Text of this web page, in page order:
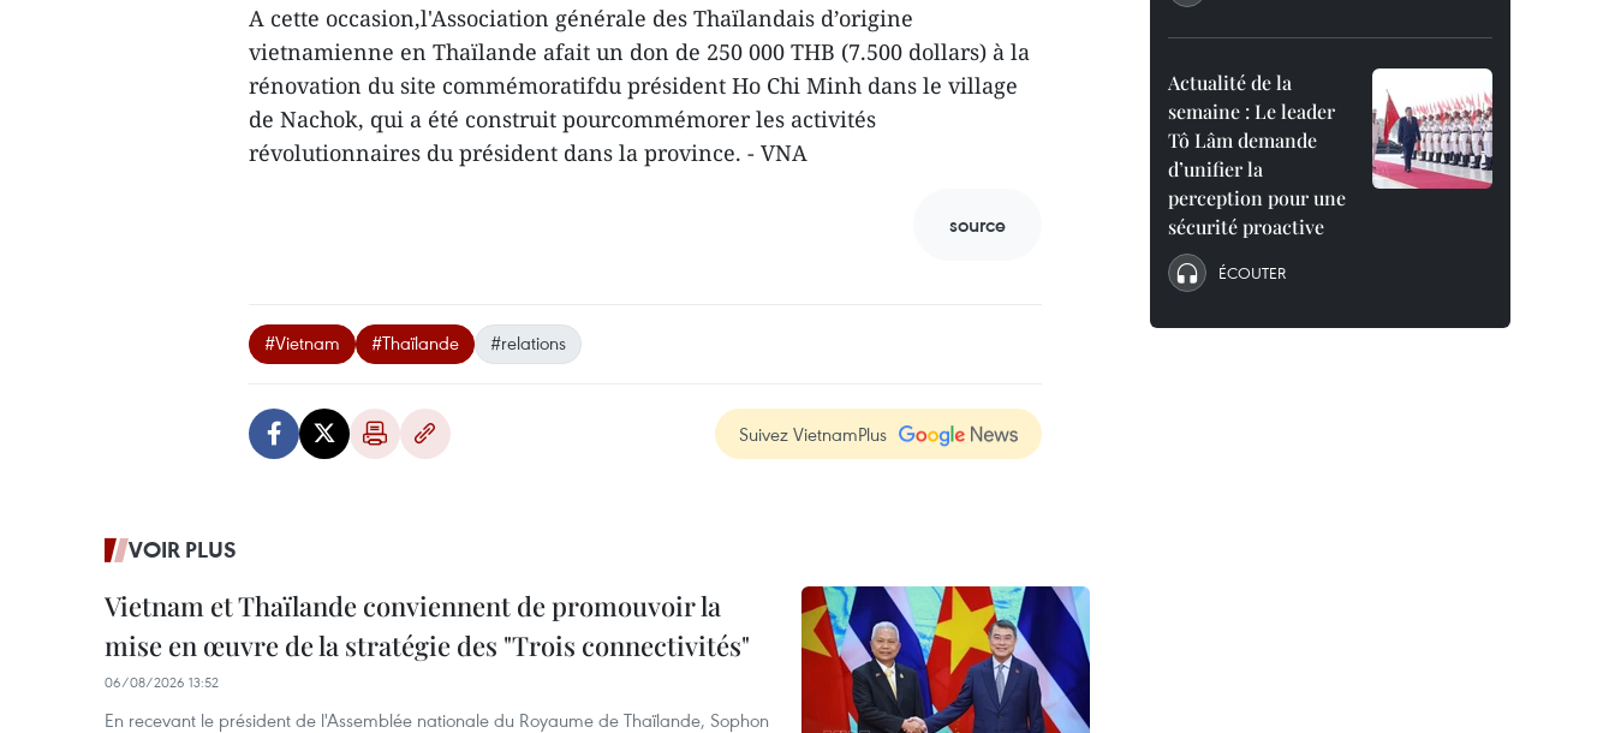
A cette occasion,l'Association générale des Thaïlandais d’origine
vietnamienne en Thaïlande afait un don de 250 000 THB (7.500 dollars) à la
rénovation du site commémoratifdu président Ho Chi Minh dans le village
de Nachok, qui a été construit pourcommémorer les activités
révolutionnaires du président dans la province. - VNA
source
#Vietnam #Thaïlande #relations
Suivez VietnamPlus
VOIR PLUS
Vietnam et Thaïlande conviennent de promouvoir la
mise en œuvre de la stratégie des "Trois connectivités"
06/08/2026 13:52
En recevant le président de l'Assemblée nationale du Royaume de Thaïlande, Sophon
Actualité de la
semaine : Le leader
Tô Lâm demande
d’unifier la
perception pour une
sécurité proactive
ÉCOUTER